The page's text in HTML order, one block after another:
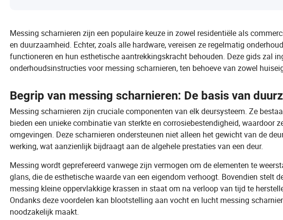
Messing scharnieren zijn een populaire keuze in zowel residentiële als
en duurzaamheid. Echter, zoals alle hardware, vereisen ze regelmatig
functioneren en hun esthetische aantrekkingskracht behouden. Deze gids zal
onderhoudsinstructies voor messing scharnieren, ten behoeve van zowel
Begrip van messing scharnieren: De basis van
Messing scharnieren zijn cruciale componenten van elk deursysteem. Ze
bieden een unieke combinatie van sterkte en corrosiebestendigheid, waardoor
omgevingen. Deze scharnieren ondersteunen niet alleen het gewicht van de
werking, wat aanzienlijk bijdraagt aan de algehele prestaties van een deur.
Messing wordt geprefereerd vanwege zijn vermogen om de elementen te
glans, die de esthetische waarde van een eigendom verhoogt. Bovendien stelt
messing kleine oppervlakkige krassen in staat om na verloop van tijd te
Ondanks deze voordelen kan blootstelling aan vocht en lucht messing
noodzakelijk maakt.